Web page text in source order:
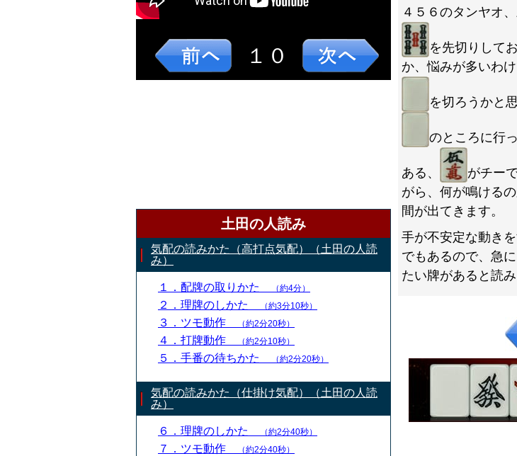
１０
土田の人読み
気配の読みかた（高打点気配）（土田の人読
み）
１．配牌の取りかた （約4分）
２．理牌のしかた （約3分10秒）
３．ツモ動作 （約2分20秒）
４．打牌動作 （約2分10秒）
５．手番の待ちかた （約2分20秒）
気配の読みかた（仕掛け気配）（土田の人読
み）
６．理牌のしかた （約2分40秒）
７．ツモ動作 （約2分40秒）
４５６のタンヤオ
を先切りして
か、悩みが多いわ
を切ろうかと
のところに行
ある、
がチー
がら、何が鳴ける
間が出てきます。
手が不安定な動き
でもあるので、急
たい牌があると読み